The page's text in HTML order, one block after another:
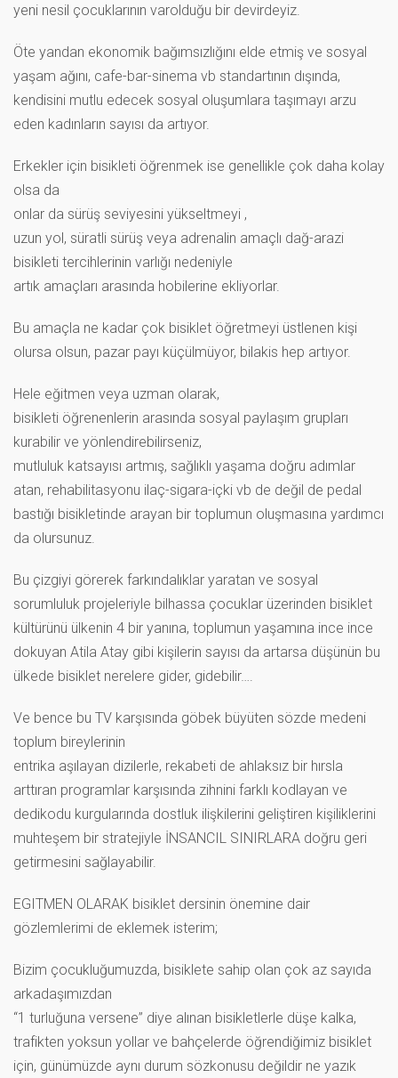
yeni nesil çocuklarının varolduğu bir devirdeyiz.
Öte yandan ekonomik bağımsızlığını elde etmiş ve sosyal
yaşam ağını, cafe-bar-sinema vb standartının dışında,
kendisini mutlu edecek sosyal oluşumlara taşımayı arzu
eden kadınların sayısı da artıyor.
Erkekler için bisikleti öğrenmek ise genellikle çok daha kolay
olsa da
onlar da sürüş seviyesini yükseltmeyi ,
uzun yol, süratli sürüş veya adrenalin amaçlı dağ-arazi
bisikleti tercihlerinin varlığı nedeniyle
artık amaçları arasında hobilerine ekliyorlar.
Bu amaçla ne kadar çok bisiklet öğretmeyi üstlenen kişi
olursa olsun, pazar payı küçülmüyor, bilakis hep artıyor.
Hele eğitmen veya uzman olarak,
bisikleti öğrenenlerin arasında sosyal paylaşım grupları
kurabilir ve yönlendirebilirseniz,
mutluluk katsayısı artmış, sağlıklı yaşama doğru adımlar
atan, rehabilitasyonu ilaç-sigara-içki vb de değil de pedal
bastığı bisikletinde arayan bir toplumun oluşmasına yardımcı
da olursunuz.
Bu çizgiyi görerek farkındalıklar yaratan ve sosyal
sorumluluk projeleriyle bilhassa çocuklar üzerinden bisiklet
kültürünü ülkenin 4 bir yanına, toplumun yaşamına ince ince
dokuyan Atila Atay gibi kişilerin sayısı da artarsa düşünün bu
ülkede bisiklet nerelere gider, gidebilir….
Ve bence bu TV karşısında göbek büyüten sözde medeni
toplum bireylerinin
entrika aşılayan dizilerle, rekabeti de ahlaksız bir hırsla
arttıran programlar karşısında zihnini farklı kodlayan ve
dedikodu kurgularında dostluk ilişkilerini geliştiren kişiliklerini
muhteşem bir stratejiyle İNSANCIL SINIRLARA doğru geri
getirmesini sağlayabilir.
EGITMEN OLARAK bisiklet dersinin önemine dair
gözlemlerimi de eklemek isterim;
Bizim çocukluğumuzda, bisiklete sahip olan çok az sayıda
arkadaşımızdan
“1 turluğuna versene” diye alınan bisikletlerle düşe kalka,
trafikten yoksun yollar ve bahçelerde öğrendiğimiz bisiklet
için, günümüzde aynı durum sözkonusu değildir ne yazık